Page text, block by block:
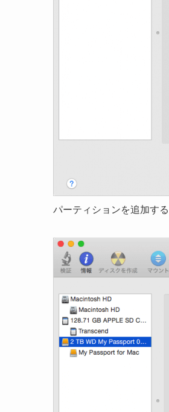
パーティションを追加す